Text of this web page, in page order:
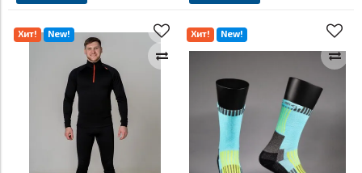
Хит! New! Хит! New!